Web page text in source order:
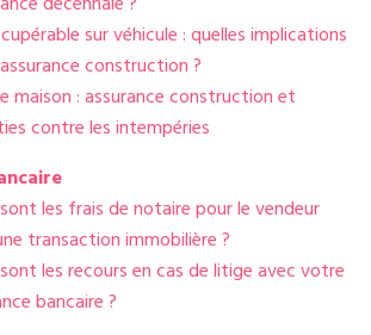
sur véhicule : quelles implications
construction ?
maison : assurance construction et
contre les intempéries
les frais de notaire pour le vendeur
transaction immobilière ?
les recours en cas de litige avec votre
bancaire ?